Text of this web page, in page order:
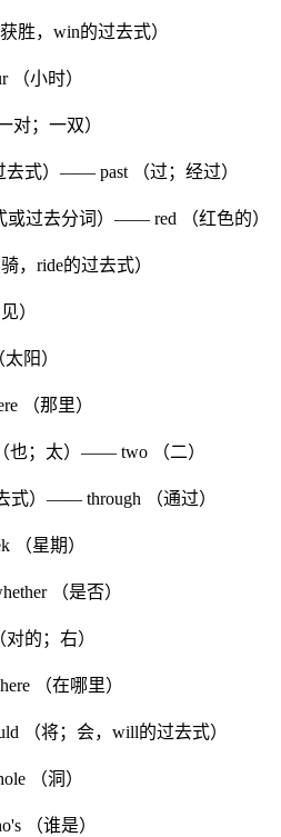
胜，win的过去式）
小时）
对；一双）
去式）—— past （过；经过）
或过去分词）—— red （红色的）
，ride的过去式）
）
阳）
（那里）
；太）—— two （二）
式）—— through （通过）
（星期）
（是否）
的；右）
（在哪里）
（将；会，will的过去式）
（洞）
（谁是）